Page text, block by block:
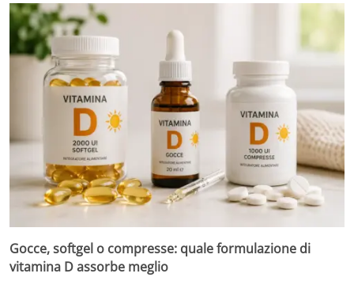
Gocce, softgel o compresse: quale formulazione di
vitamina D assorbe meglio